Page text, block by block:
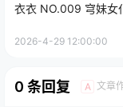
衣衣 NO.009 穹妹女
2026-4-29 12:00:00
0 条回复 A 文章